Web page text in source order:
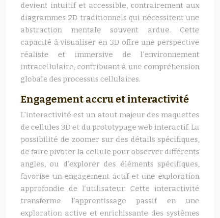
devient intuitif et accessible, contrairement aux
diagrammes 2D traditionnels qui nécessitent une
abstraction mentale souvent ardue. Cette
capacité à visualiser en 3D offre une perspective
réaliste et immersive de l’environnement
intracellulaire, contribuant à une compréhension
globale des processus cellulaires.
Engagement accru et interactivité
L’interactivité est un atout majeur des maquettes
de cellules 3D et du prototypage web interactif. La
possibilité de zoomer sur des détails spécifiques,
de faire pivoter la cellule pour observer différents
angles, ou d’explorer des éléments spécifiques,
favorise un engagement actif et une exploration
approfondie de l’utilisateur. Cette interactivité
transforme l’apprentissage passif en une
exploration active et enrichissante des systèmes